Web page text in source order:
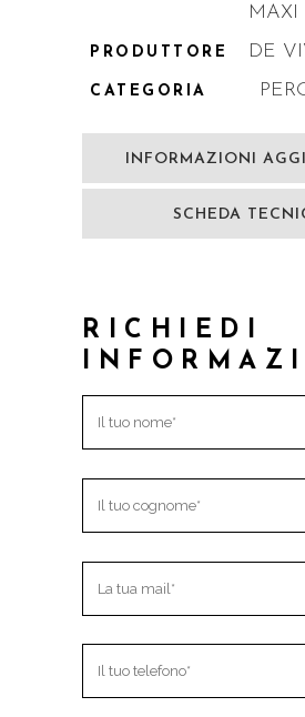
MAXI
PRODUTTORE DE
CATEGORIA
INFORMAZIONI
SCHEDA
RICHIEDI